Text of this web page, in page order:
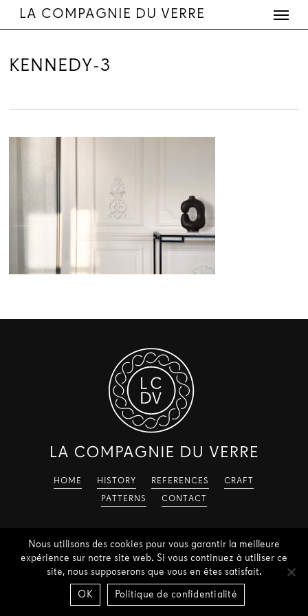
content
LA COMPAGNIE DU VERRE
KENNEDY-3
HOME HISTORY REFERENCES CRAFT
PATTERNS CONTACT
©2026La Compagnie du Verre
Nous utilisons des cookies pour vous garantir la meilleure
expérience sur notre site web. Si vous continuez à utiliser ce
site, nous supposerons que vous en êtes satisfait.
OK Politique de confidentialité